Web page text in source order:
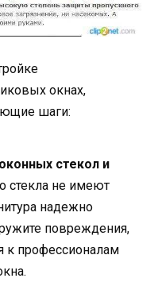
окнах,
шаги:
стекол и
стекла не имеют
надежно
повреждения,
к профессионалам